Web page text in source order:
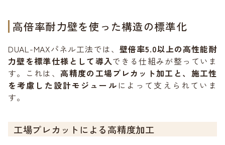
高倍率耐力壁を使った構造の標準化
DUAL-MAXパネル工法では、 壁倍率5.0以上の高性能耐
力壁を標準仕様として導入できる仕組みが整っていま
す。これは、高精度の工場プレカット加工と、施工性
を考慮した設計モジュール によって支えられていま
す。
工場プレカットによる高精度加工